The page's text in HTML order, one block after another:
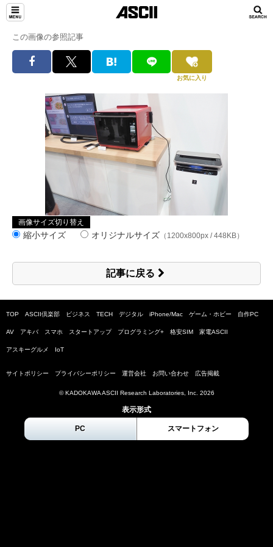
この画像の参照記事
お気に入り
画像サイズ切り替え
縮小サイズ オリジナルサイズ （1200x800px / 448KB）
記事に戻る
TOP ASCII倶楽部 ビジネス TECH デジタル iPhone/Mac ゲーム・ホビー 自作PC
AV アキバ スマホ スタートアップ プログラミング+ 格安SIM 家電ASCII
アスキーグルメ IoT
サイトポリシー プライバシーポリシー 運営会社 お問い合わせ 広告掲載
© KADOKAWA ASCII Research Laboratories, Inc. 2026
表示形式
PC スマートフォン